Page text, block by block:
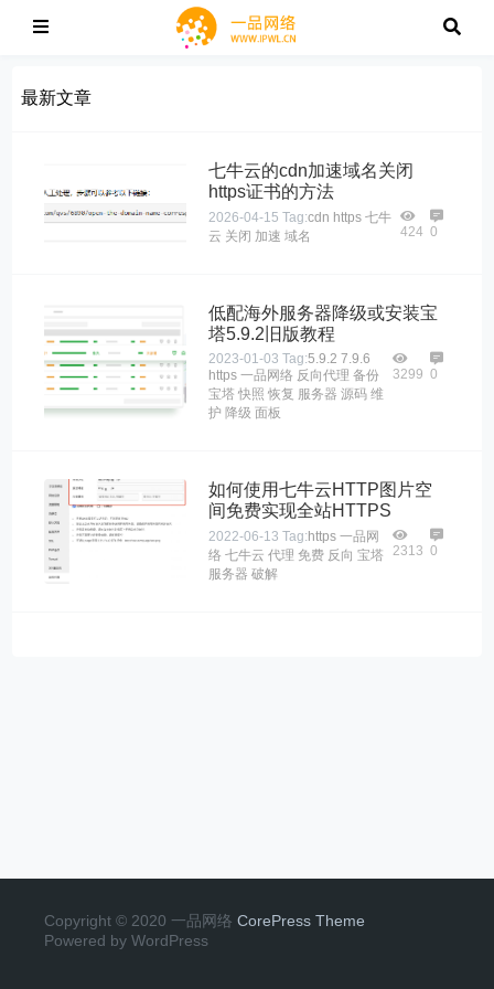
最新文章
七牛云的cdn加速域名关闭
https证书的方法
2026-04-15 Tag:cdn https 七牛
云 关闭 加速 域名 424 0
低配海外服务器降级或安装宝
塔5.9.2旧版教程
2023-01-03 Tag:5.9.2 7.9.6
https 一品网络 反向代理 备份
宝塔 快照 恢复 服务器 源码 维
护 降级 面板
3299 0
如何使用七牛云HTTP图片空
间免费实现全站HTTPS
2022-06-13 Tag: https 一品网
络 七牛云 代理 免费 反向 宝塔
服务器 破解
2313 0
Copyright © 2020 一品网络 CorePress Theme
Powered by WordPress